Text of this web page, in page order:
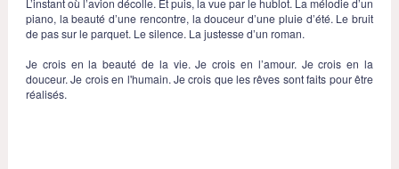
piano, la beauté d’une rencontre, la douceur d’une pluie d’été. Le bruit
de pas sur le parquet. Le silence. La justesse d’un roman.
Je crois en la beauté de la vie. Je crois en l’amour. Je crois en la
douceur. Je crois en l'humain. Je crois que les rêves sont faits pour être
réalisés.